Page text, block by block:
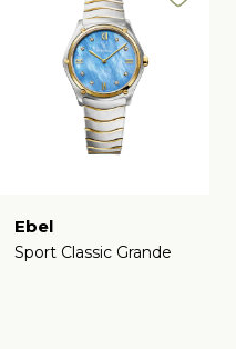
Ebel
Sport Classic Grande